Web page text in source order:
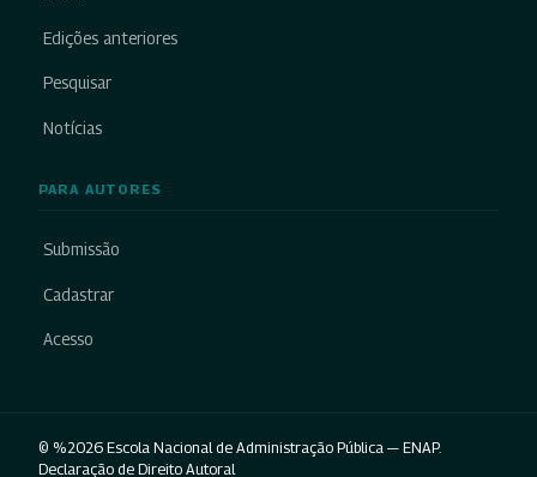
Edições anteriores
Pesquisar
Notícias
PARA AUTORES
Submissão
Cadastrar
Acesso
© %2026 Escola Nacional de Administração Pública — ENAP.
Declaração de Direito Autoral